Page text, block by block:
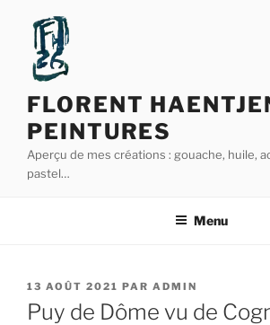
contenu
principal
FLORENT
PEINTURES
Aperçu de mes créations : gouache, huile,
pastel…
Menu
PUBLIÉ
LE
13 AOÛT 2021 PAR ADMIN
Puy de Dôme vu de